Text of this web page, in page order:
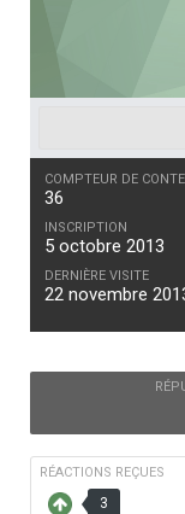
COMPTEUR DE
36
INSCRIPTION
5 octobre 2013
DERNIÈRE VISITE
22 novembre
RÉACTIONS REÇUES
3